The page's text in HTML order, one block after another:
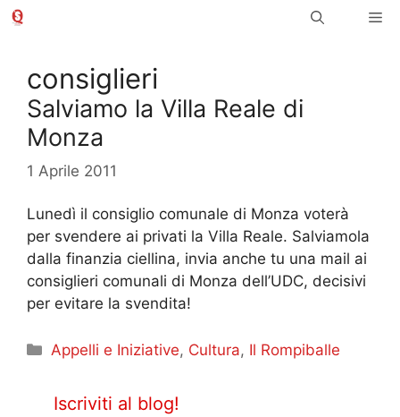
Vai
consiglieri
Salviamo la Villa Reale di
Monza
1 Aprile 2011
Lunedì il consiglio comunale di Monza voterà
per svendere ai privati la Villa Reale. Salviamola
dalla finanzia ciellina, invia anche tu una mail ai
consiglieri comunali di Monza dell’UDC, decisivi
per evitare la svendita!
Categorie
Appelli e Iniziative, Cultura, Il Rompiballe
Iscriviti al blog!